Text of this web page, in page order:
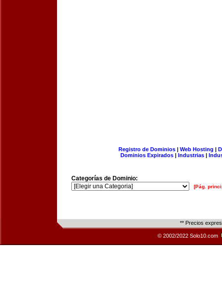
Registro de Dominios| Web Hosting |
Dominios Expirados | Industrias |
Categorías de Dominio:
[Pág.
** Precios
© 2002/2022 Solo10.com